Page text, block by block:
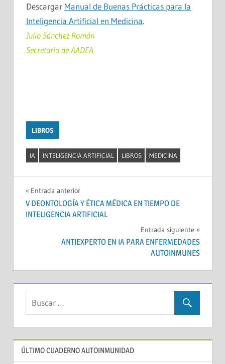
Descargar Manual de Buenas Prácticas para la
Inteligencia Artificial en Medicina.
Julio Sánchez Román
Secretario de AADEA
LIBROS
IA INTELIGENCIA ARTIFICIAL LIBROS MEDICINA
Navegación
de
Entrada anterior
V DEONTOLOGÍA Y ÉTICA MÉDICA EN TIEMPO DE
INTELIGENCIA ARTIFICIAL
Entrada siguiente
ANTIEXPERTO EN IA PARA ENFERMEDADES
AUTOINMUNES
ÚLTIMO CUADERNO AUTOINMUNIDAD